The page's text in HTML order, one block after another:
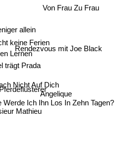
keine Ferien
trägt Prada
Lernen
Nicht Auf Dich
allein
Mathieu
Angelique
Rendezvous mit Joe Black
Von Frau Zu Frau